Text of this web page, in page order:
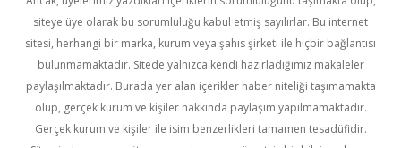
siteye üye olarak bu sorumluluğu kabul etmiş sayılırlar. Bu internet
sitesi, herhangi bir marka, kurum veya şahıs şirketi ile hiçbir bağlantısı
bulunmamaktadır. Sitede yalnızca kendi hazırladığımız makaleler
paylaşılmaktadır. Burada yer alan içerikler haber niteliği taşımamakta
olup, gerçek kurum ve kişiler hakkında paylaşım yapılmamaktadır.
Gerçek kurum ve kişiler ile isim benzerlikleri tamamen tesadüfidir.